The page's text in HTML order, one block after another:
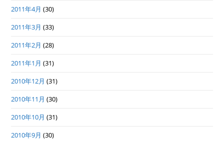
2011年4月 (30)
2011年3月 (33)
2011年2月 (28)
2011年1月 (31)
2010年12月 (31)
2010年11月 (30)
2010年10月 (31)
2010年9月 (30)